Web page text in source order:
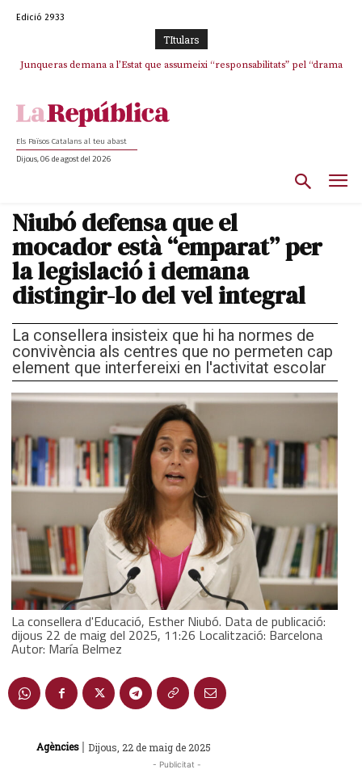
Edició 2933
TItulars
Junqueras demana a l’Estat que assumeixi “responsabilitats” pel “drama
L’abandonament de les seleccions catalanes per part de la UFEC
Els Països Catalans al teu abast
Dijous, 06 de agost del 2026
Niubó defensa que el
mocador està “emparat” per
la legislació i demana
distingir-lo del vel integral
La consellera insisteix que hi ha normes de
convivència als centres que no permeten cap
element que interfereixi en l'activitat escolar
La consellera d'Educació, Esther Niubó. Data de publicació:
dijous 22 de maig del 2025, 11:26 Localització: Barcelona
Autor: María Belmez
Agències | Dijous, 22 de maig de 2025
- Publicitat -